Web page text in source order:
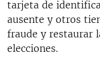
tarjeta de
ausente y otros
fraude y restaurar
elecciones.